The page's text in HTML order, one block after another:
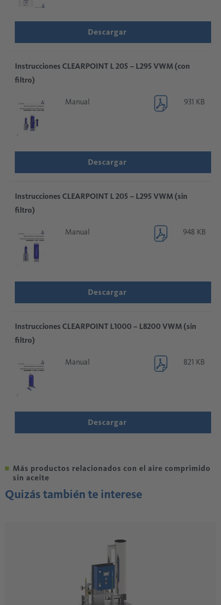
Descargar
Instrucciones CLEARPOINT L 205 – L295 VWM (con
filtro)
Manual 931 KB
Descargar
Instrucciones CLEARPOINT L 205 – L295 VWM (sin
filtro)
Manual 948 KB
Descargar
Instrucciones CLEARPOINT L1000 – L8200 VWM (sin
filtro)
Manual 821 KB
Descargar
Más productos relacionados con el aire comprimido
sin aceite
Quizás también te interese